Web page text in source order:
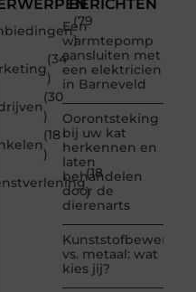
(79
)
(34
)
(30
)
(18
)
(18
)
BERICHTEN
Een
warmtepomp
aansluiten met
een elektricien
in Barneveld
Oorontsteking
bij uw kat
herkennen en
laten
behandelen
door de
dierenarts
vs. metaal: wat
kies jij?